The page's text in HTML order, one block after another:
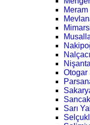
Meram
Otogar
Sarı